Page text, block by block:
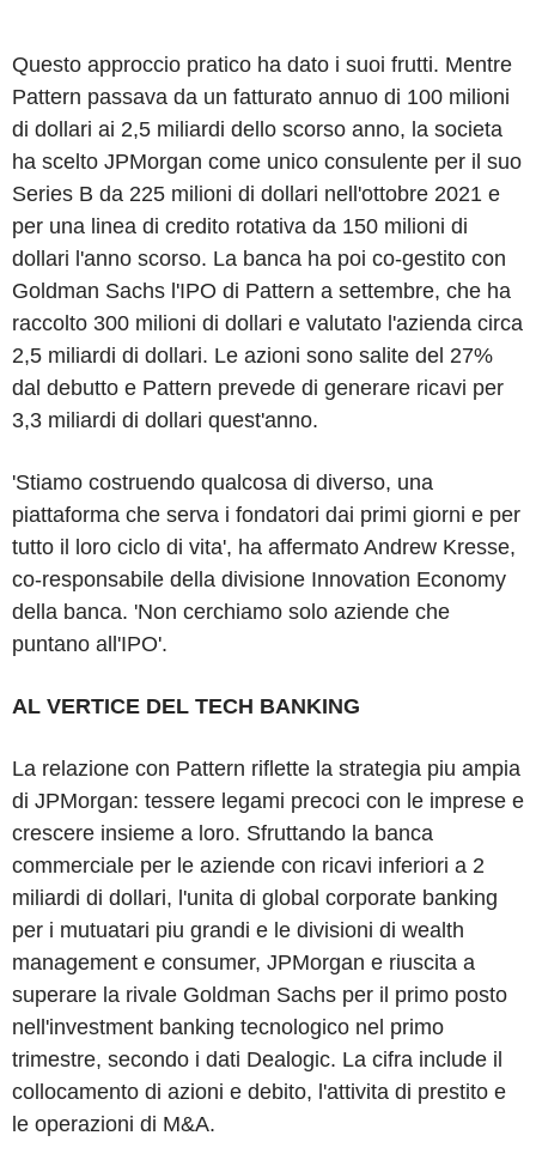
Questo approccio pratico ha dato i suoi frutti. Mentre
Pattern passava da un fatturato annuo di 100 milioni
di dollari ai 2,5 miliardi dello scorso anno, la societa
ha scelto JPMorgan come unico consulente per il suo
Series B da 225 milioni di dollari nell'ottobre 2021 e
per una linea di credito rotativa da 150 milioni di
dollari l'anno scorso. La banca ha poi co-gestito con
Goldman Sachs l'IPO di Pattern a settembre, che ha
raccolto 300 milioni di dollari e valutato l'azienda circa
2,5 miliardi di dollari. Le azioni sono salite del 27%
dal debutto e Pattern prevede di generare ricavi per
3,3 miliardi di dollari quest'anno.
'Stiamo costruendo qualcosa di diverso, una
piattaforma che serva i fondatori dai primi giorni e per
tutto il loro ciclo di vita', ha affermato Andrew Kresse,
co-responsabile della divisione Innovation Economy
della banca. 'Non cerchiamo solo aziende che
puntano all'IPO'.
AL VERTICE DEL TECH BANKING
La relazione con Pattern riflette la strategia piu ampia
di JPMorgan: tessere legami precoci con le imprese e
crescere insieme a loro. Sfruttando la banca
commerciale per le aziende con ricavi inferiori a 2
miliardi di dollari, l'unita di global corporate banking
per i mutuatari piu grandi e le divisioni di wealth
management e consumer, JPMorgan e riuscita a
superare la rivale Goldman Sachs per il primo posto
nell'investment banking tecnologico nel primo
trimestre, secondo i dati Dealogic. La cifra include il
collocamento di azioni e debito, l'attivita di prestito e
le operazioni di M&A.